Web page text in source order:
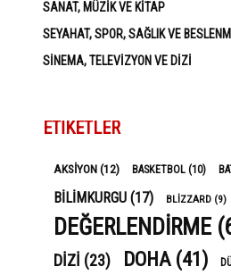
SANAT, MÜZIK VE KITAP
SEYAHAT, SPOR, SAĞLIK VE
SINEMA, TELEVIZYON VE DIZI
ETIKETLER
AKSIYON(12) BASKETBOL (10)
BILIMKURGU (17) BLIZZARD (9)
DEĞERLENDIRME
DIZI (23) DOHA (41)